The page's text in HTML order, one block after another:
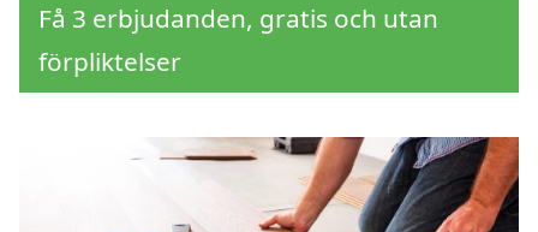
Få 3 erbjudanden, gratis och utan
förpliktelser